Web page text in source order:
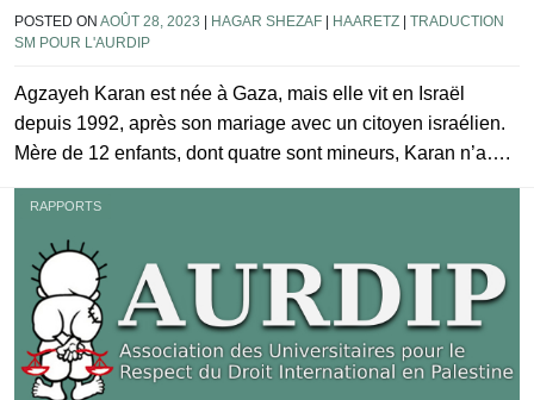
POSTED ON AOÛT 28, 2023 | HAGAR SHEZAF | HAARETZ | TRADUCTION
SM POUR L'AURDIP
Agzayeh Karan est née à Gaza, mais elle vit en Israël
depuis 1992, après son mariage avec un citoyen israélien.
Mère de 12 enfants, dont quatre sont mineurs, Karan n’a….
RAPPORTS